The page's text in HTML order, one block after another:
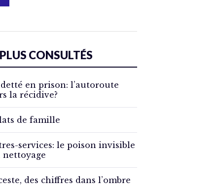
CONSULTÉS
en prison: l’autoroute
la récidive?
de famille
services: le poison invisible
nettoyage
des chiffres dans l’ombre